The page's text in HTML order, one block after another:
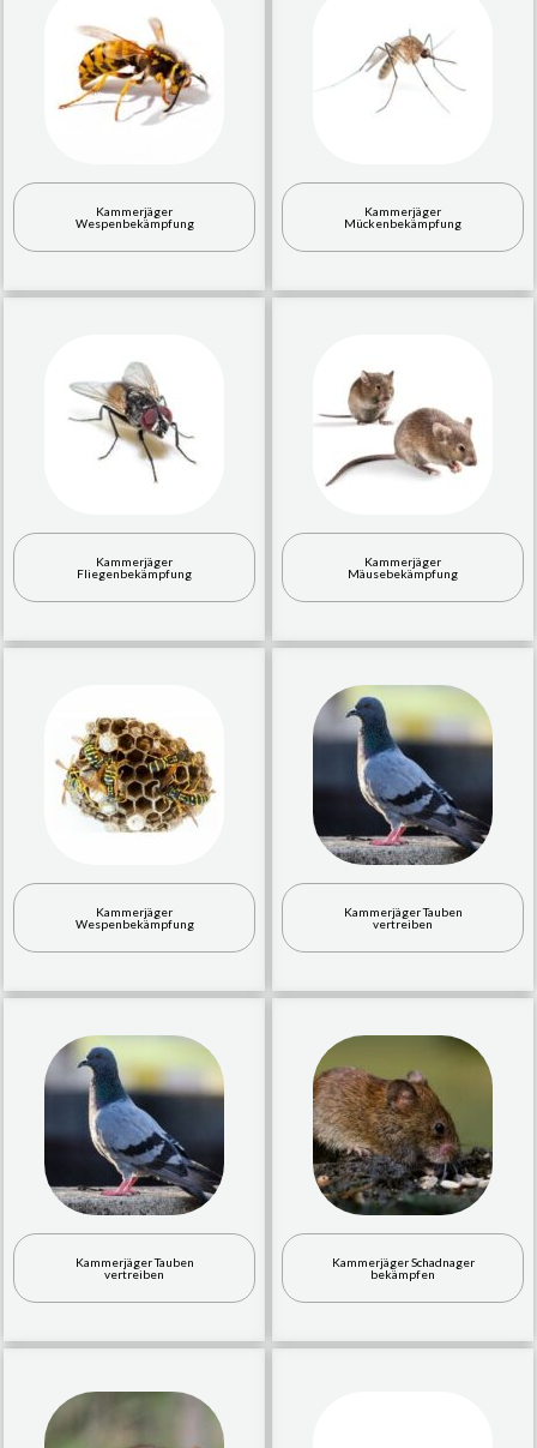
Kammerjäger
Wespenbekämpfung
Kammerjäger
Mückenbekämpfung
Kammerjäger
Fliegenbekämpfung
Kammerjäger
Mäusebekämpfung
Kammerjäger
Wespenbekämpfung
Kammerjäger Tauben
vertreiben
Kammerjäger Tauben
vertreiben
Kammerjäger Schadnager
bekämpfen